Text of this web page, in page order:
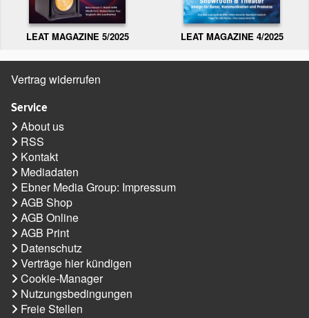
LEAT MAGAZINE 5/2025 LEAT MAGAZINE 4/2025
Vertrag widerrufen
Service
About us
RSS
Kontakt
Mediadaten
Ebner Media Group: Impressum
AGB Shop
AGB Online
AGB Print
Datenschutz
Verträge hier kündigen
Cookie-Manager
Nutzungsbedingungen
Freie Stellen